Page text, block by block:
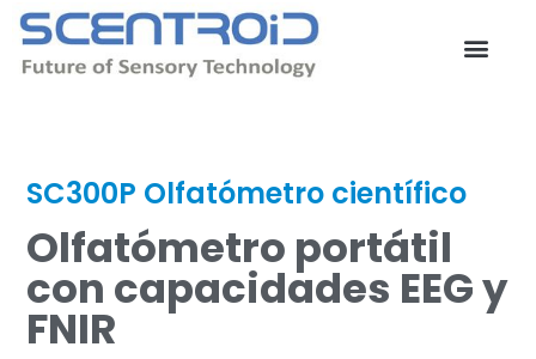
contenido
SC300P Olfatómetro científico
Olfatómetro portátil
con capacidades EEG y
FNIR